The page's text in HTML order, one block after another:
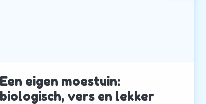
Een eigen moestuin:
biologisch, vers en lekker